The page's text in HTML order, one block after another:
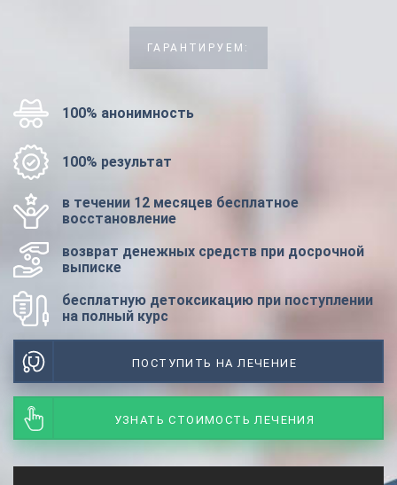
ГАРАНТИРУЕМ:
100% анонимность
100% результат
в течении 12 месяцев бесплатное
восстановление
возврат денежных средств при досрочной
выписке
бесплатную детоксикацию при поступлении
на полный курс
ПОСТУПИТЬ НА ЛЕЧЕНИЕ
УЗНАТЬ СТОИМОСТЬ ЛЕЧЕНИЯ